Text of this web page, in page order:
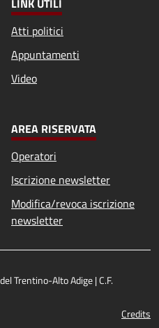
LINK UTILI
Atti politici
Appuntamenti
Video
AREA RISERVATA
Operatori
Iscrizione newsletter
Modifica/revoca iscrizione
newsletter
Trentino-Alto Adige | C.F.
Credits